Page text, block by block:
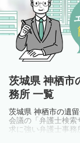
茨城県 神栖市
務所 一覧
茨城県 神栖市の遺
会議の「弁護士検
求に強い弁護士事
お悩みを抱えてい